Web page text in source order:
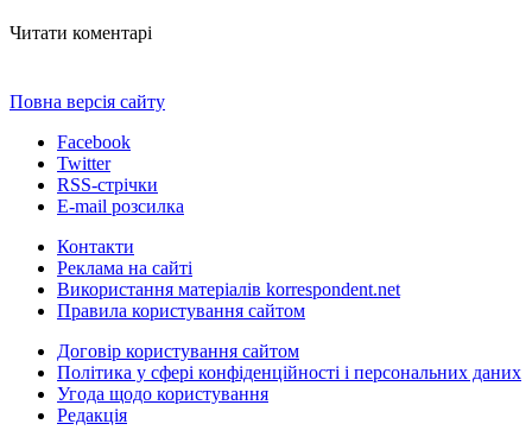
Читати коментарі
Повна версія сайту
Facebook
Twitter
RSS-стрічки
E-mail розсилка
Контакти
Реклама на сайті
Використання матеріалів korrespondent.net
Правила користування сайтом
Договір користування сайтом
Політика у сфері конфіденційності і персональних даних
Угода щодо користування
Редакція